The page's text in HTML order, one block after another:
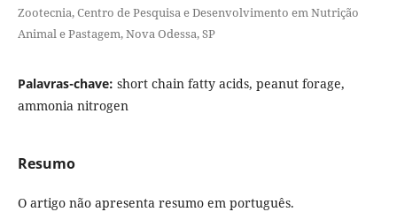
Zootecnia, Centro de Pesquisa e Desenvolvimento em Nutrição
Animal e Pastagem, Nova Odessa, SP
Palavras-chave: short chain fatty acids, peanut forage,
ammonia nitrogen
Resumo
O artigo não apresenta resumo em português.